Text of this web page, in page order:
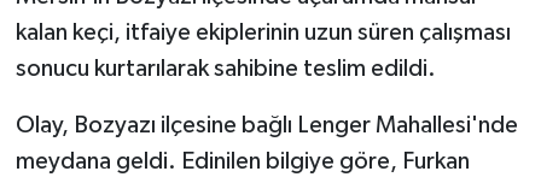
kalan keçi, itfaiye ekiplerinin uzun süren çalışması
sonucu kurtarılarak sahibine teslim edildi.
Olay, Bozyazı ilçesine bağlı Lenger Mahallesi'nde
meydana geldi. Edinilen bilgiye göre, Furkan